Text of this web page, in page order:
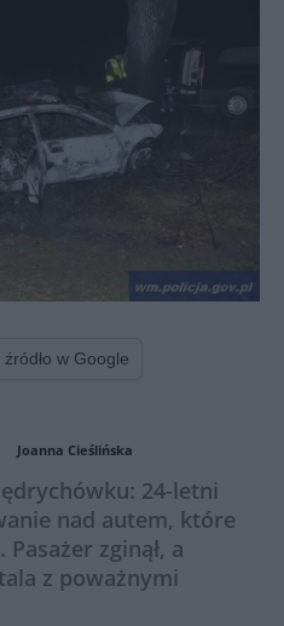
w Google
Joanna Cieślińska
24-letni
nad autem, które
zginął, a
z poważnymi